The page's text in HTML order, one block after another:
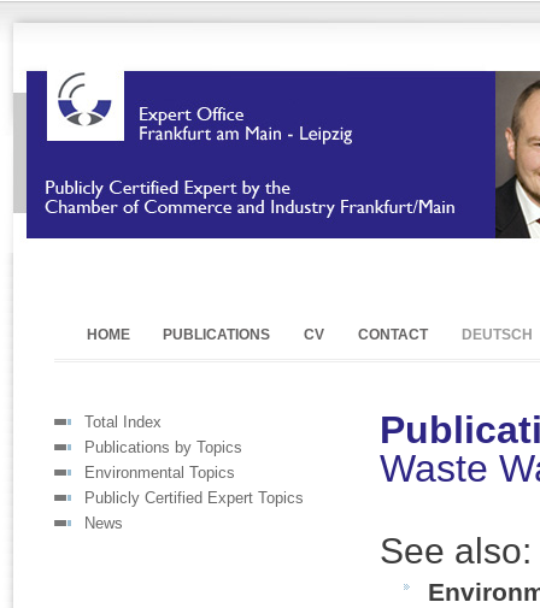
HOME PUBLICATIONS CV CONTACT DEUTSCH
Total Index
Publications by Topics
Environmental Topics
Publicly Certified Expert Topics
News
Waste
See